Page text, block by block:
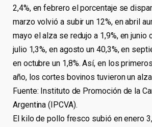
2,4%, en febrero el porcentaje se
marzo volvió a subir un 12%, en abril
mayo el alza se redujo a 1,9%, en junio
julio 1,3%, en agosto un 40,3%, en
en octubre un 1,8%. Así, en los
año, los cortes bovinos tuvieron un
Fuente: Instituto de Promoción de la
Argentina (IPCVA).
El kilo de pollo fresco subió en enero